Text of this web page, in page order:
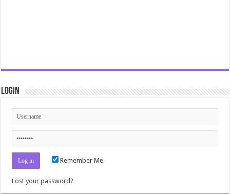
Login
Remember Me
Lost your password?